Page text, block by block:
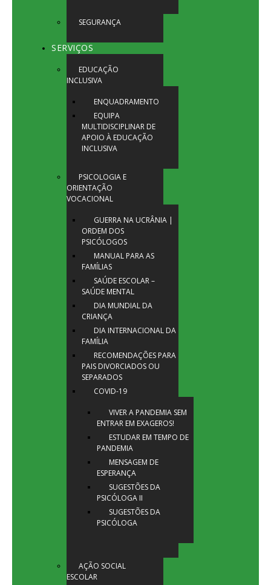
SEGURANÇA
SERVIÇOS
EDUCAÇÃO
INCLUSIVA
ENQUADRAMENTO
EQUIPA
MULTIDISCIPLINAR DE
APOIO À EDUCAÇÃO
INCLUSIVA
PSICOLOGIA E
ORIENTAÇÃO
VOCACIONAL
GUERRA NA UCRÂNIA |
ORDEM DOS
PSICÓLOGOS
MANUAL PARA AS
FAMÍLIAS
SAÚDE ESCOLAR –
SAÚDE MENTAL
DIA MUNDIAL DA
CRIANÇA
DIA INTERNACIONAL DA
FAMÍLIA
RECOMENDAÇÕES PARA
PAIS DIVORCIADOS OU
SEPARADOS
COVID-19
VIVER A PANDEMIA SEM
ENTRAR EM EXAGEROS!
ESTUDAR EM TEMPO DE
PANDEMIA
MENSAGEM DE
ESPERANÇA
SUGESTÕES DA
PSICÓLOGA II
SUGESTÕES DA
PSICÓLOGA
AÇÃO SOCIAL
ESCOLAR